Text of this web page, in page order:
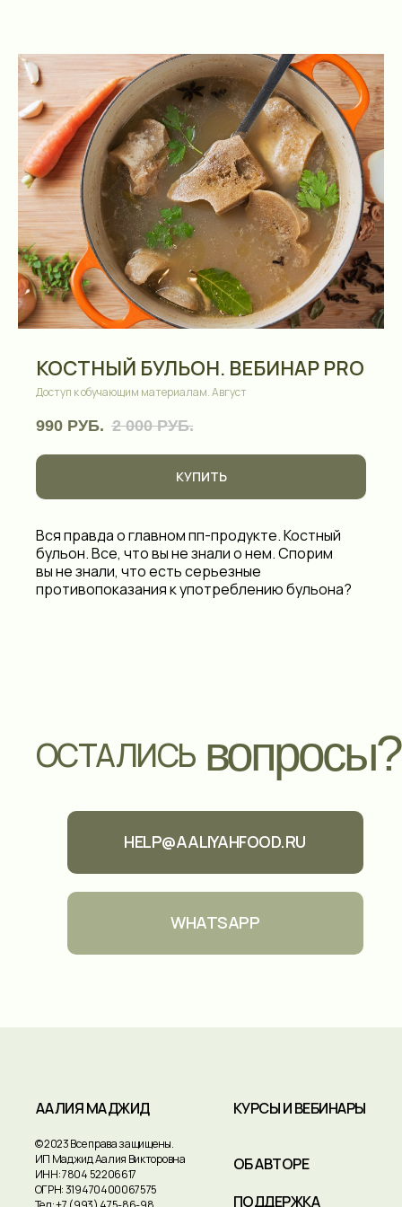
КОСТНЫЙ БУЛЬОН. ВЕБИНАР PRO
Доступ к обучающим материалам. Август
990 РУБ. 2 000 РУБ.
КУПИТЬ
Вся правда о главном пп-продукте. Костный
бульон. Все, что вы не знали о нем. Спорим
вы не знали, что есть серьезные
противопоказания к употреблению бульона?
HELP@AALIYAHFOOD.RU
WHATSAPP
ОСТАЛИСЬ вопросы?
© 2023 Все права защищены.
ИП Маджид Аалия Викторовна
ИНН: 7804 52206617
ОГРН: 319470400067575
ААЛИЯ МАДЖИД
ОБ АВТОРЕ
ПОДДЕРЖКА
КУРСЫ И ВЕБИНАРЫ